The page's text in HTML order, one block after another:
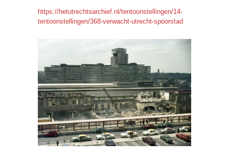
https://hetutrechtsarchief.nl/tentoonstellingen/14-
tentoonstellingen/368-verwacht-utrecht-spoorstad